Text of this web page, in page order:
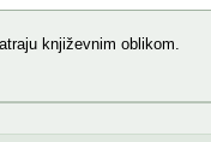
književnim oblikom.